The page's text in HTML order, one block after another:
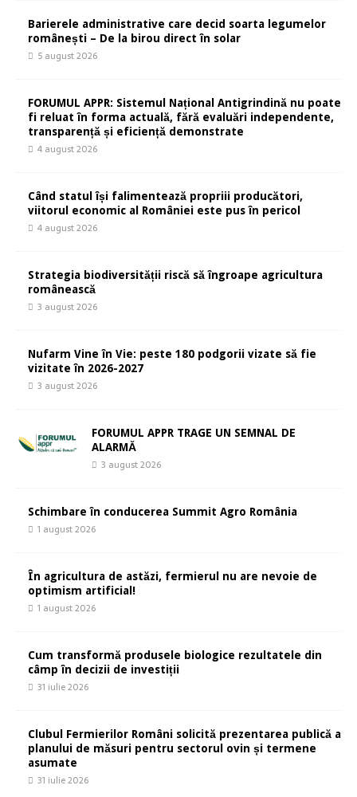
Barierele administrative care decid soarta legumelor
românești – De la birou direct în solar
5 august 2026
FORUMUL APPR: Sistemul Național Antigrindină nu poate
fi reluat în forma actuală, fără evaluări independente,
transparență și eficiență demonstrate
4 august 2026
Când statul își falimentează propriii producători,
viitorul economic al României este pus în pericol
4 august 2026
Strategia biodiversității riscă să îngroape agricultura
românească
3 august 2026
Nufarm Vine în Vie: peste 180 podgorii vizate să fie
vizitate în 2026-2027
3 august 2026
FORUMUL APPR TRAGE UN SEMNAL DE
ALARMĂ
3 august 2026
Schimbare în conducerea Summit Agro România
1 august 2026
În agricultura de astăzi, fermierul nu are nevoie de
optimism artificial!
1 august 2026
Cum transformă produsele biologice rezultatele din
câmp în decizii de investiții
31 iulie 2026
Clubul Fermierilor Români solicită prezentarea publică a
planului de măsuri pentru sectorul ovin și termene
asumate
31 iulie 2026